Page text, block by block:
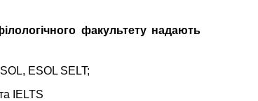
факультету надають
ESOL SELT;
IELTS